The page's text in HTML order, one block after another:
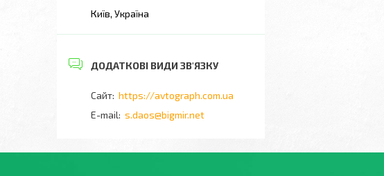
Київ, Україна
https://avtograph.com.ua
s.daos@bigmir.net